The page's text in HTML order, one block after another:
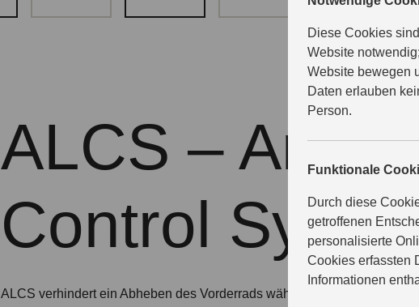
Diese Cookies
Website
Website bewegen
Daten erlauben
Person.
Funktionale
Durch diese
getroffenen
personalisierte
Cookies erfassten
Informationen
ALCS – Anti-
Control
ALCS verhindert ein Abheben des Vorderrads während der